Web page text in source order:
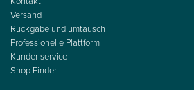
Versand
Rückgabe und umtausch
Professionelle Plattform
Kundenservice
Shop Finder